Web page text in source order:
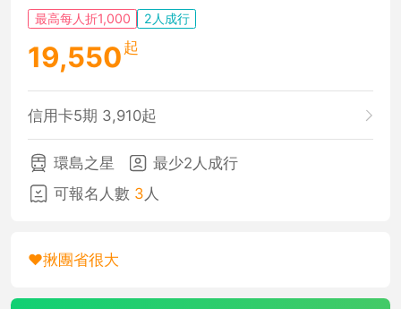
最高每人折1,000 2人成行
19,550 起
信用卡5期 3,910起
環島之星
最少2人成行
可報名人數 3 人
❤️揪團省很大